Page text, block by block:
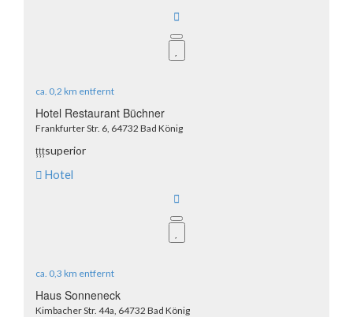
ca. 0,2 km entfernt
Hotel Restaurant Büchner
Frankfurter Str. 6, 64732 Bad König
țțțsuperior
Hotel
ca. 0,3 km entfernt
Haus Sonneneck
Kimbacher Str. 44a, 64732 Bad König